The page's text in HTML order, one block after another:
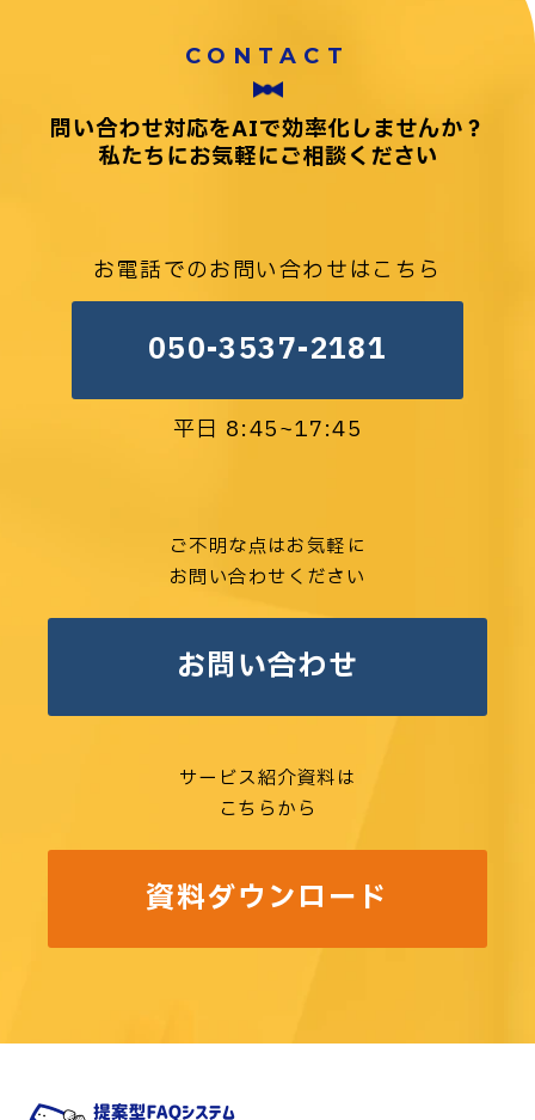
CONTACT
問い合わせ対応をAIで効率化しませんか？
私たちにお気軽にご相談ください
お電話でのお問い合わせはこちら
050-3537-2181
平日 8:45~17:45
ご不明な点はお気軽に
お問い合わせください
お問い合わせ
サービス紹介資料は
こちらから
資料ダウンロード